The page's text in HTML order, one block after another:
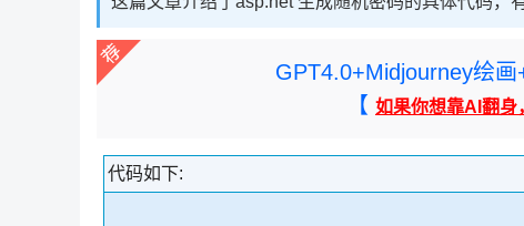
GPT4.0+Midjourney绘画
【 如果你想靠AI翻身
代码如下: